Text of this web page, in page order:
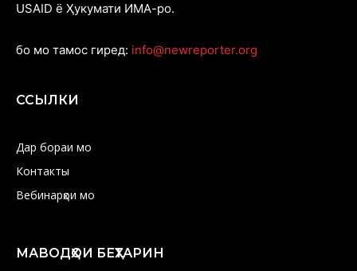
USAID ё Ҳукумати ИМА-ро.
бо мо тамос гиред: info@newreporter.org
ССЫЛКИ
Дар бораи мо
Контакты
Вебинарҳои мо
МАВОДҲОИ БЕҲТАРИН